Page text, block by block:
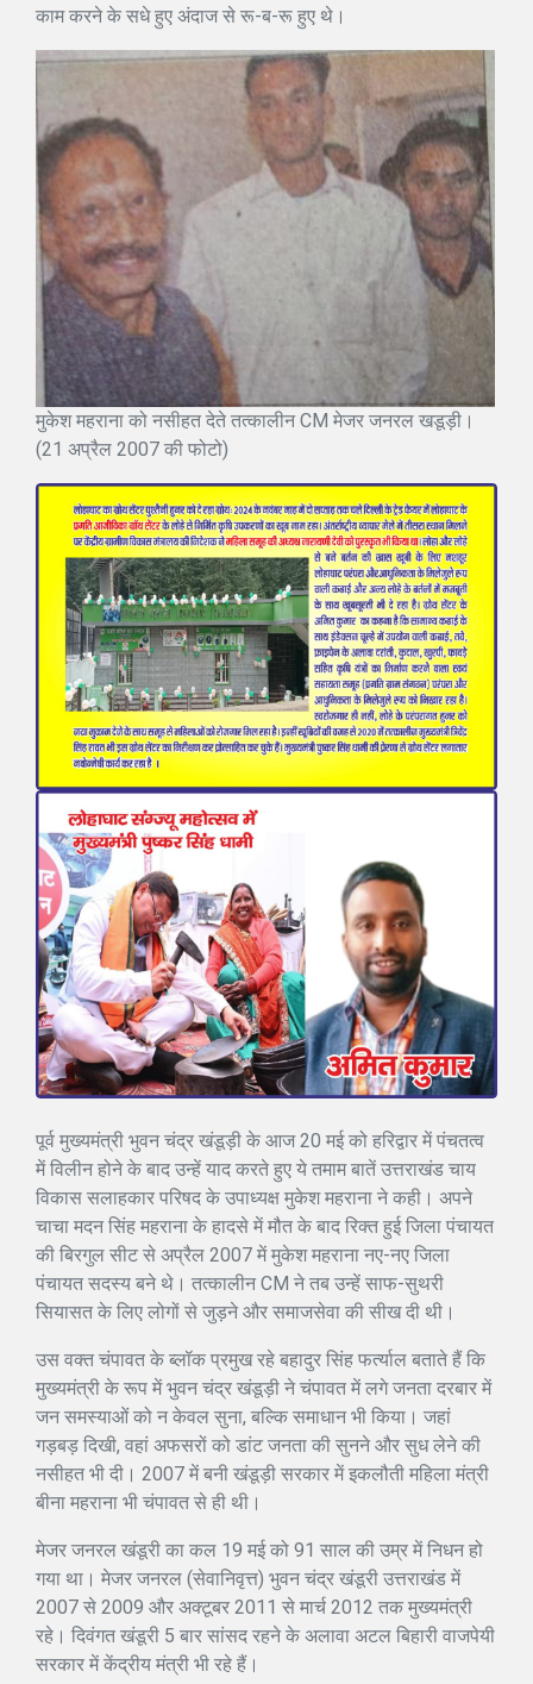
काम करने के सधे हुए अंदाज से रू-ब-रू हुए थे।
मुकेश महराना को नसीहत देते तत्कालीन CM मेजर जनरल खडूड़ी।
(21 अप्रैल 2007 की फोटो)
पूर्व मुख्यमंत्री भुवन चंद्र खंडूड़ी के आज 20 मई को हरिद्वार में पंचतत्व
में विलीन होने के बाद उन्हें याद करते हुए ये तमाम बातें उत्तराखंड चाय
विकास सलाहकार परिषद के उपाध्यक्ष मुकेश महराना ने कही। अपने
चाचा मदन सिंह महराना के हादसे में मौत के बाद रिक्त हुई जिला पंचायत
की बिरगुल सीट से अप्रैल 2007 में मुकेश महराना नए-नए जिला
पंचायत सदस्य बने थे। तत्कालीन CM ने तब उन्हें साफ-सुथरी
सियासत के लिए लोगों से जुड़ने और समाजसेवा की सीख दी थी।
उस वक्त चंपावत के ब्लॉक प्रमुख रहे बहादुर सिंह फर्त्याल बताते हैं कि
मुख्यमंत्री के रूप में भुवन चंद्र खंडूड़ी ने चंपावत में लगे जनता दरबार में
जन समस्याओं को न केवल सुना, बल्कि समाधान भी किया। जहां
गड़बड़ दिखी, वहां अफसरों को डांट जनता की सुनने और सुध लेने की
नसीहत भी दी। 2007 में बनी खंडूड़ी सरकार में इकलौती महिला मंत्री
बीना महराना भी चंपावत से ही थी।
मेजर जनरल खंडूरी का कल 19 मई को 91 साल की उम्र में निधन हो
गया था। मेजर जनरल (सेवानिवृत्त) भुवन चंद्र खंडूरी उत्तराखंड में
2007 से 2009 और अक्टूबर 2011 से मार्च 2012 तक मुख्यमंत्री
रहे। दिवंगत खंडूरी 5 बार सांसद रहने के अलावा अटल बिहारी वाजपेयी
सरकार में केंद्रीय मंत्री भी रहे हैं।